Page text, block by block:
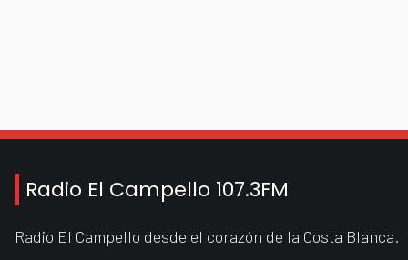
Radio El Campello 107.3FM
Radio El Campello desde el corazón de la Costa Blanca.